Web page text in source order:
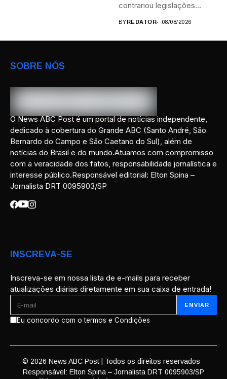
contrariou legislações
BYREDATOR 08/08/2026
SOBRE NÓS
O News ABC Post é um portal de notícias independente,
dedicado à cobertura do Grande ABC (Santo André, São
Bernardo do Campo e São Caetano do Sul), além de
notícias do Brasil e do mundo.Atuamos com compromisso
com a veracidade dos fatos, responsabilidade jornalística e
interesse público.Responsável editorial: Elton Spina –
Jornalista DRT 0095903/SP
INSCREVA-SE
Inscreva-se em nossa lista de e-mails para receber
atualizações diárias diretamente em sua caixa de entrada!
Eu concordo com o termos e Condições
© 2026 News ABC Post | Todos os direitos reservados -
Responsável: Elton Spina – Jornalista DRT 0095903/SP